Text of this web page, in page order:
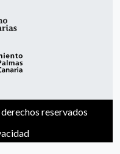
reservados